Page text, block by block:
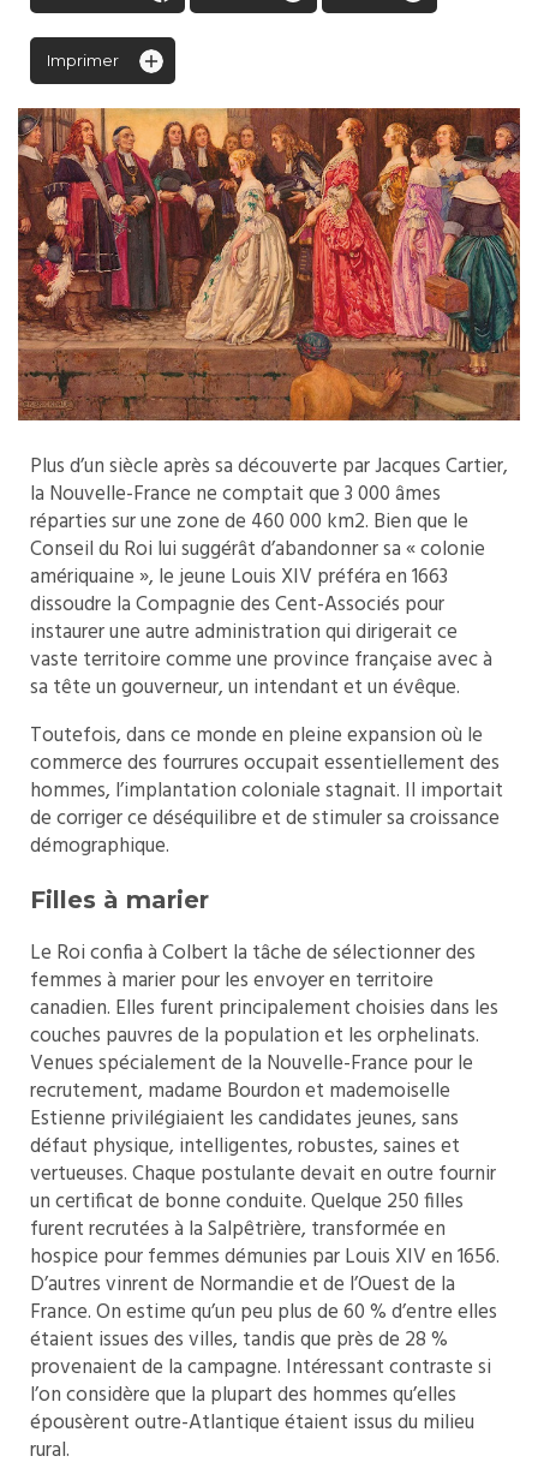
Imprimer
Plus d’un siècle après sa découverte par Jacques Cartier,
la Nouvelle-France ne comptait que 3 000 âmes
réparties sur une zone de 460 000 km2. Bien que le
Conseil du Roi lui suggérât d’abandonner sa « colonie
amériquaine », le jeune Louis XIV préféra en 1663
dissoudre la Compagnie des Cent-Associés pour
instaurer une autre administration qui dirigerait ce
vaste territoire comme une province française avec à
sa tête un gouverneur, un intendant et un évêque.
Toutefois, dans ce monde en pleine expansion où le
commerce des fourrures occupait essentiellement des
hommes, l’implantation coloniale stagnait. Il importait
de corriger ce déséquilibre et de stimuler sa croissance
démographique.
Filles à marier
Le Roi confia à Colbert la tâche de sélectionner des
femmes à marier pour les envoyer en territoire
canadien. Elles furent principalement choisies dans les
couches pauvres de la population et les orphelinats.
Venues spécialement de la Nouvelle-France pour le
recrutement, madame Bourdon et mademoiselle
Estienne privilégiaient les candidates jeunes, sans
défaut physique, intelligentes, robustes, saines et
vertueuses. Chaque postulante devait en outre fournir
un certificat de bonne conduite. Quelque 250 filles
furent recrutées à la Salpêtrière, transformée en
hospice pour femmes démunies par Louis XIV en 1656.
D’autres vinrent de Normandie et de l’Ouest de la
France. On estime qu’un peu plus de 60 % d’entre elles
étaient issues des villes, tandis que près de 28 %
provenaient de la campagne. Intéressant contraste si
l’on considère que la plupart des hommes qu’elles
épousèrent outre-Atlantique étaient issus du milieu
rural.